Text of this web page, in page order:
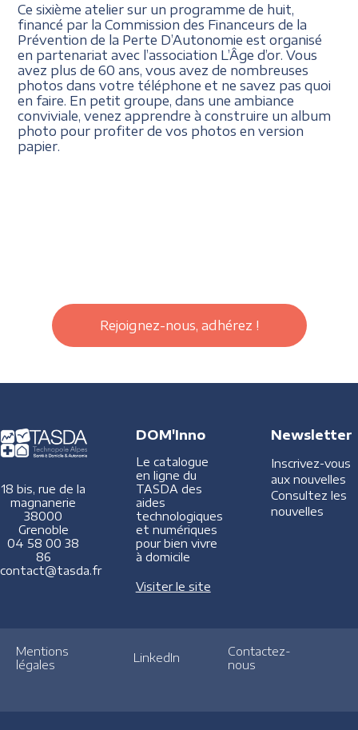
Ce sixième atelier sur un programme de huit,
financé par la Commission des Financeurs de la
Prévention de la Perte D’Autonomie est organisé
en partenariat avec l’association L’Âge d’or. Vous
avez plus de 60 ans, vous avez de nombreuses
photos dans votre téléphone et ne savez pas quoi
en faire. En petit groupe, dans une ambiance
conviviale, venez apprendre à construire un album
photo pour profiter de vos photos en version
papier.
Rejoignez-nous, adhérez !
18 bis, rue de la
magnanerie
38000
Grenoble
04 58 00 38
86
contact@tasda.fr
DOM'Inno
Le catalogue
en ligne du
TASDA des
aides
technologiques
et numériques
pour bien vivre
à domicile
Visiter le site
Newsletter
Inscrivez-vous
aux nouvelles
Consultez les
nouvelles
Mentions
légales
LinkedIn
Contactez-
nous